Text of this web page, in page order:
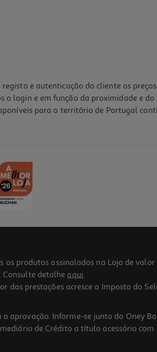
e autenticação do cliente os
login e em função da proximidade e
para o território de Portugal
produtos assinalados na Loja de
Consulte detalhe aqui.
prestações acresce o Imposto do
aprovação. Informe-se junto do Oney
de Crédito a título acessório